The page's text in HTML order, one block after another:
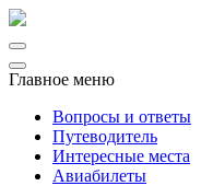
Главное меню
Вопросы и ответы
Путеводитель
Интересные места
Авиабилеты